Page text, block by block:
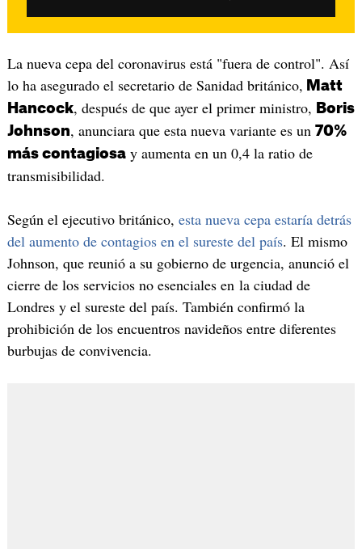
La nueva cepa del coronavirus está "fuera de control". Así
lo ha asegurado el secretario de Sanidad británico, Matt
Hancock, después de que ayer el primer ministro, Boris
Johnson, anunciara que esta nueva variante es un 70%
más contagiosay aumenta en un 0,4 la ratio de
transmisibilidad.
Según el ejecutivo británico, esta nueva cepa estaría detrás
del aumento de contagios en el sureste del país. El mismo
Johnson, que reunió a su gobierno de urgencia, anunció el
cierre de los servicios no esenciales en la ciudad de
Londres y el sureste del país. También confirmó la
prohibición de los encuentros navideños entre diferentes
burbujas de convivencia.